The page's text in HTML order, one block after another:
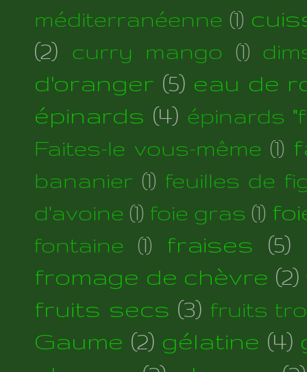
méditerranéenne (1)
(2)
curry mango (1)
d'oranger (5) eau de
épinards (4) épinards
Faites-le vous-même (1)
bananier (1) feuilles de
d'avoine (1) foie gras (1)
fontaine (1) fraises (5)
fromage de chèvre (2)
fruits secs (3) fruits
Gaume (2) gélatine (4)